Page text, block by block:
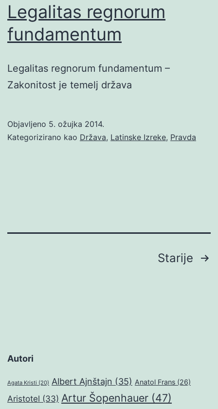
Legalitas regnorum
fundamentum
Legalitas regnorum fundamentum –
Zakonitost je temelj država
Objavljeno 5. ožujka 2014.
Kategorizirano kao Država, Latinske Izreke, Pravda
Starije
Autori
Agata Kristi (20) Albert Ajnštajn (35) Anatol Frans (26)
Aristotel (33) Artur Šopenhauer (47)